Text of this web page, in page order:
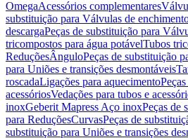
OmegaAcessórios complementares
substituição para Válvulas de
descargaPeças de substituição para
tricompostos para água potávelTubos
ReduçõesÂnguloPeças de substituição
para Uniões e transições desmontáveis
roscadaLigações para aquecimento
acessóriosVedações para tubos e
inoxGeberit Mapress Aço inoxPeças de
para ReduçõesCurvasPeças de
substituição para Uniões e transições